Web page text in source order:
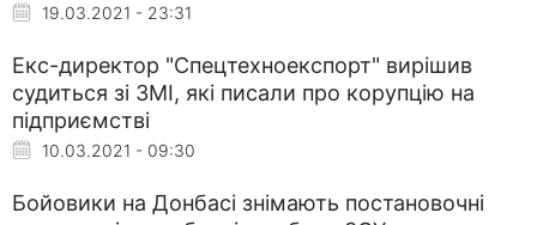
19.03.2021 - 23:31
Екс-директор "Спецтехноекспорт" вирішив
судиться зі ЗМІ, які писали про корупцію на
підприємстві
10.03.2021 - 09:30
Бойовики на Донбасі знімають постановочні